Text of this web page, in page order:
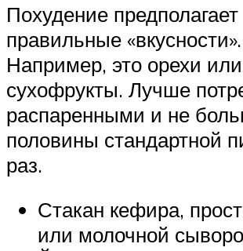
Похудение предполагает
правильные «вкусности».
Например, это орехи или
сухофрукты. Лучше
распаренными и не
половины стандартной
раз.
Стакан кефира,
или молочной